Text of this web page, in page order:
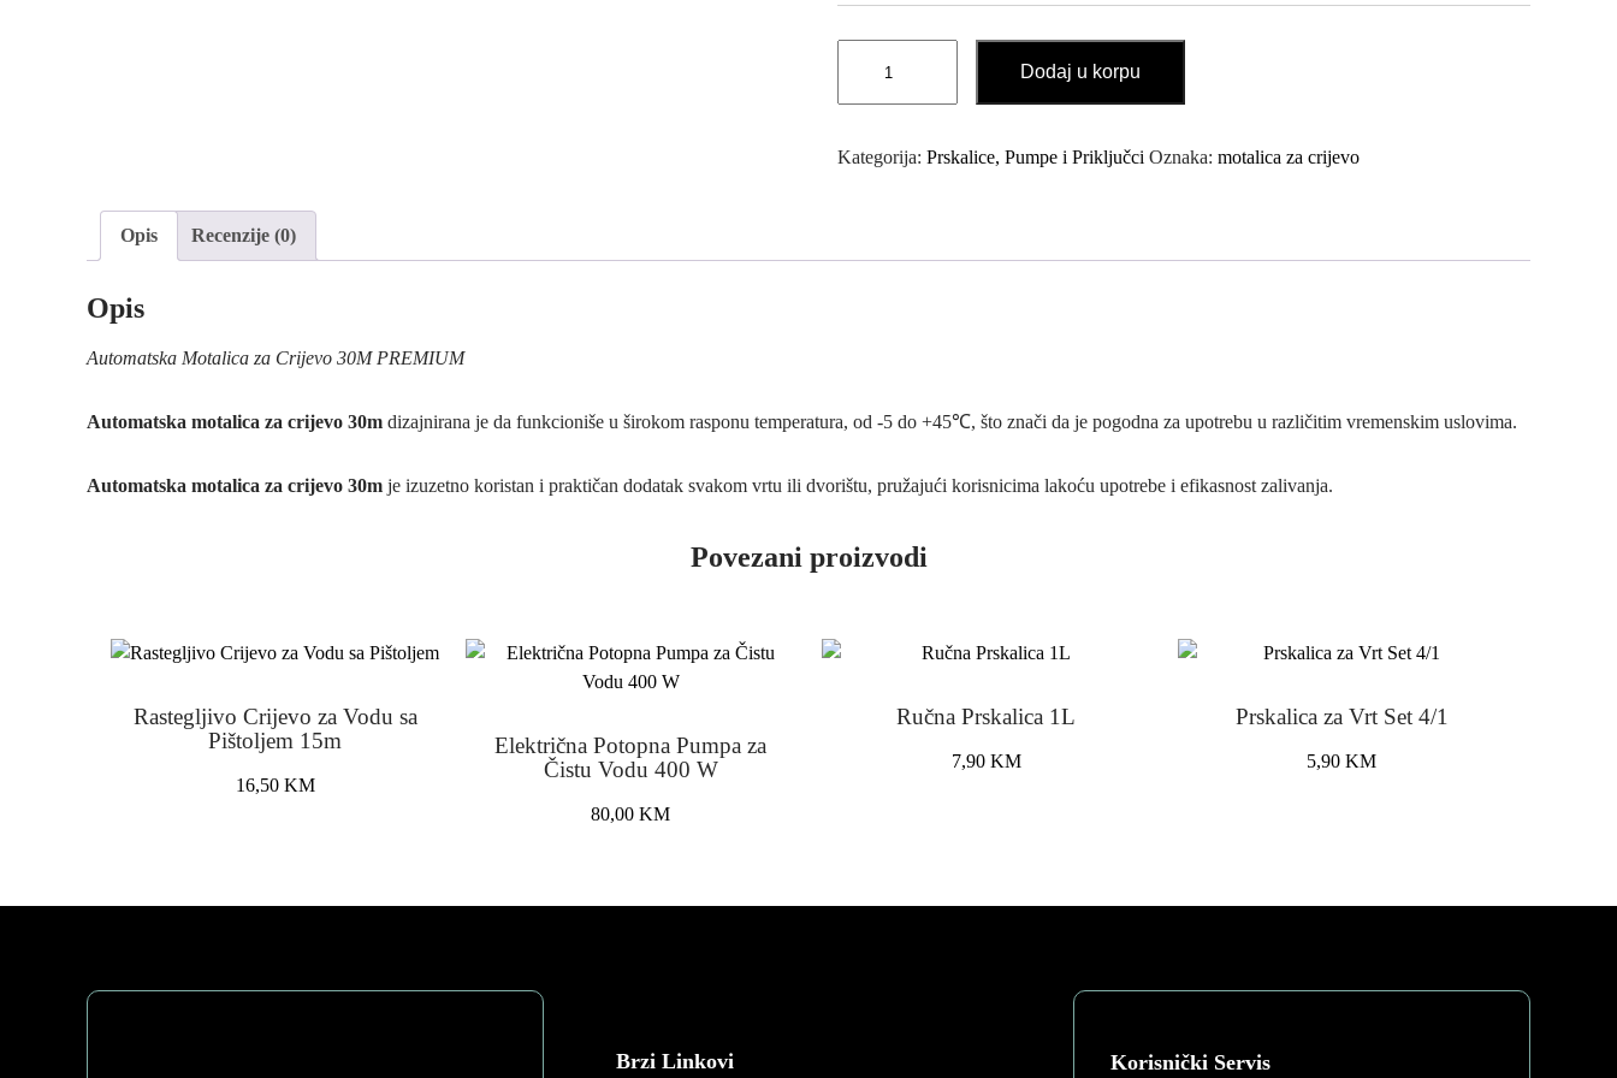
Motalica
za
30M
Dodaj u korpu
Kategorija: Prskalice, Pumpe i Priključci Oznaka: motalica za crijevo
Opis Recenzije (0)
Opis
Automatska Motalica za Crijevo 30M PREMIUM
Automatska motalica za crijevo 30m dizajnirana je da funkcioniše u širokom rasponu temperatura, od -5 do +45℃, što znači da je pogodna za upotrebu u različitim vremenskim uslovima.
Automatska motalica za crijevo 30m je izuzetno koristan i praktičan dodatak svakom vrtu ili dvorištu, pružajući korisnicima lakoću upotrebe i efikasnost zalivanja.
Povezani proizvodi
Rastegljivo Crijevo za Vodu sa
Pištoljem 15m
16,50 KM
Električna Potopna Pumpa za
Čistu Vodu 400 W
80,00KM
Ručna Prskalica 1L
7,90 KM
Prskalica za Vrt Set 4/1
5,90KM
Brzi Linkovi Korisnički Servis